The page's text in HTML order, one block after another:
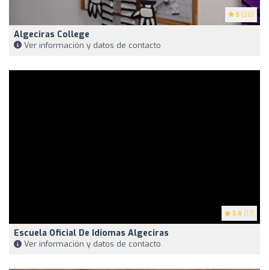
5 (26)
Algeciras College
Ver información y datos de contacto
3.6 (17)
Escuela Oficial De Idiomas Algeciras
Ver información y datos de contacto